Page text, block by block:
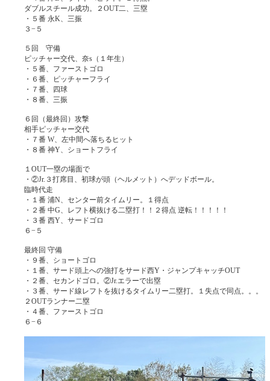
ダブルスチール成功。２OUT二、三塁
・５番 永K、三振
３−５
５回 守備
ピッチャー交代、奈s（１年生）
・５番、ファーストゴロ
・６番、ピッチャーフライ
・７番、四球
・８番、三振
６回（最終回）攻撃
相手ピッチャー交代
・７番 W、左中間へ落ちるヒット
・８番 神Y、ショートフライ
１OUT一塁の場面で
・②Jr.３打席目、初球が頭（ヘルメット）へデッドボール。
臨時代走
・１番 浦N、センター前タイムリー。１得点
・２番 中G、レフト横抜ける二塁打！！２得点 逆転！！！！！
・３番 西Y、サードゴロ
６−５
最終回 守備
・９番、ショートゴロ
・１番、サード頭上への強打をサード西Y・ジャンプキャッチOUT
・２番、セカンドゴロ。②Jr.エラーで出塁
・３番、サード線レフトを抜けるタイムリー二塁打。１失点で同点。。。
２OUTランナー二塁
・４番、ファーストゴロ
６−６